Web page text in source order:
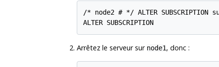
/* node2 # */ ALTER SUBSCRIPTION
Arrêtez le serveur sur node1, donc :